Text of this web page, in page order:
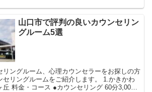
山口市で評判の良いカウンセリン
グルーム5選
リングルーム、心理カウンセラーをお探しの方
セリングルームをご紹介します。 1.かきかわ
分3,000